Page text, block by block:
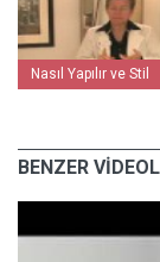
Nasıl Yapılır ve Stil
BENZER